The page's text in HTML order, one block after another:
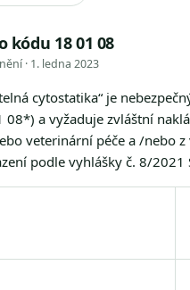
kódu 18 01 08
· 1. ledna 2023
cytostatika“ je
08*) a vyžaduje zvláštní
veterinární péče a /nebo
podle vyhlášky č. 8/2021